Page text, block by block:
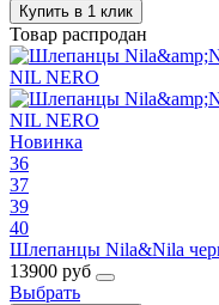
Купить в 1 клик
Товар распродан
Новинка
36
37
39
40
Шлепанцы Nila&Nila
13900 руб
Выбрать